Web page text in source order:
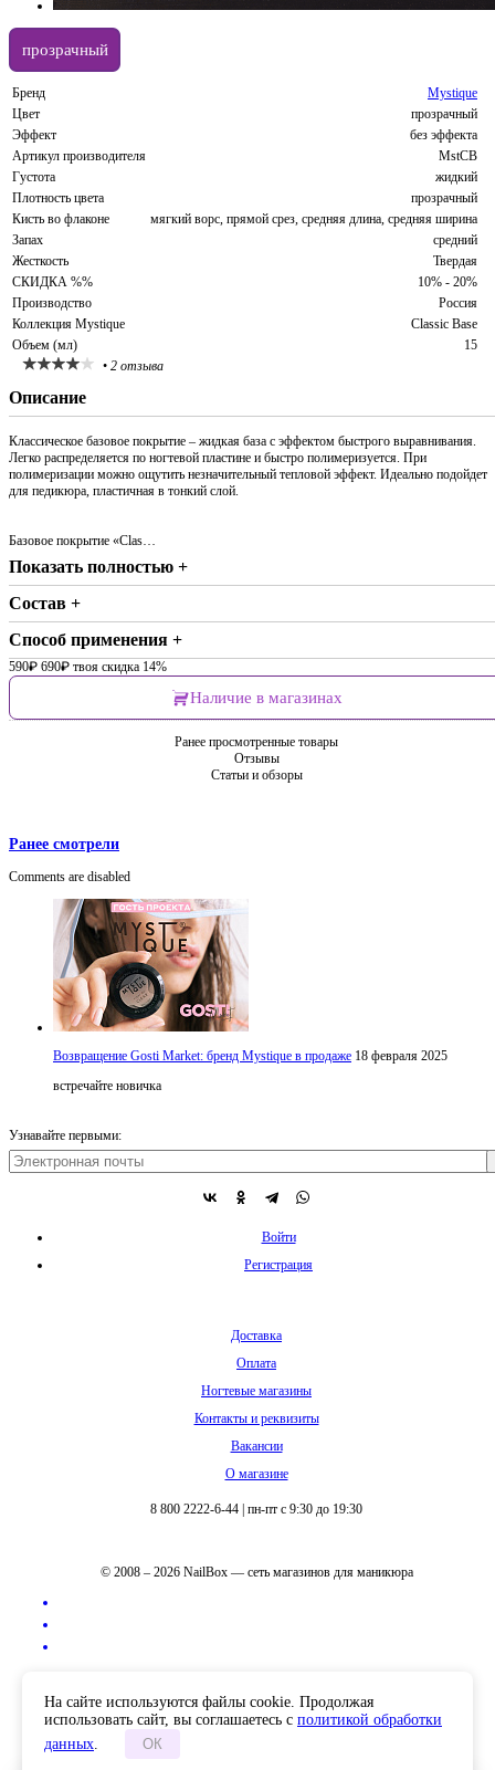
прозрачный
Бренд
Mystique
Цвет
прозрачный
Эффект
без эффекта
Артикул производителя
MstCB
Густота
жидкий
Плотность цвета
прозрачный
Кисть во флаконе
мягкий ворс, прямой срез, средняя длина, средняя ширина
Запах
средний
Жесткость
Твердая
СКИДКА %%
10% - 20%
Производство
Россия
Коллекция Mystique
Classic Base
Объем (мл)
15
• 2 отзыва
Описание
Классическое базовое покрытие – жидкая база с эффектом быстрого выравнивания.
Легко распределяется по ногтевой пластине и быстро полимеризуется. При
полимеризации можно ощутить незначительный тепловой эффект. Идеально подойдет
для педикюра, пластичная в тонкий слой.
Базовое покрытие «Clas…
Показать полностью +
Состав +
Способ применения +
590₽ 690₽ твоя скидка 14%
Наличие в магазинах
Ранее просмотренные товары
Отзывы
Статьи и обзоры
Ранее смотрели
Comments are disabled
Возвращение Gosti Market: бренд Mystique в продаже 18 февраля 2025
встречайте новичка
Узнавайте первыми:
Войти
Регистрация
Доставка
Оплата
Ногтевые магазины
Контакты и реквизиты
Вакансии
О магазине
8 800 2222-6-44 пн-пт с 9:30 до 19:30
© 2008 – 2026 NailBox — сеть магазинов для маникюра
На сайте используются файлы cookie. Продолжая
использовать сайт, вы соглашаетесь с политикой обработки
данных. ОК